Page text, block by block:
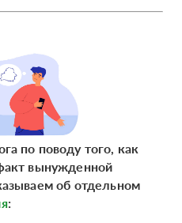
по поводу того, как
вынужденной
об отдельном
: